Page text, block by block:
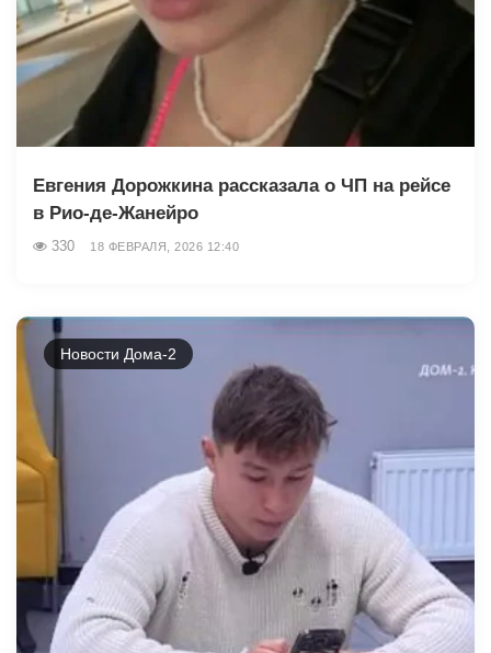
Евгения Дорожкина рассказала о ЧП на рейсе
в Рио-де-Жанейро
330 18 ФЕВРАЛЯ, 2026 12:40
Новости Дома-2